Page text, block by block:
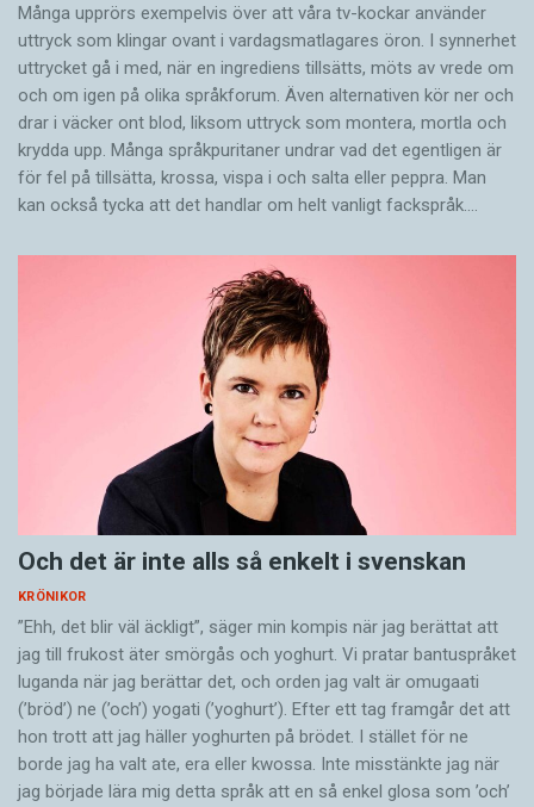
Många upprörs exempelvis över att våra tv-kockar använder
uttryck som klingar ovant i vardagsmatlagares öron. I synnerhet
uttrycket gå i med, när en ingrediens tillsätts, möts av vrede om
och om igen på olika språkforum. Även alternativen kör ner och
drar i väcker ont blod, liksom uttryck som montera, mortla och
krydda upp. Många språkpuritaner undrar vad det egentligen är
för fel på tillsätta, krossa, vispa i och salta eller peppra. Man
kan också tycka att det handlar om helt vanligt fackspråk.…
Och det är inte alls så enkelt i svenskan
KRÖNIKOR
”Ehh, det blir väl äckligt”, säger min kompis när jag berättat att
jag till frukost äter smörgås och yoghurt. Vi pratar bantuspråket
luganda när jag berättar det, och orden jag valt är omugaati
(’bröd’) ne (’och’) yogati (’yoghurt’). Efter ett tag framgår det att
hon trott att jag häller yoghurten på brödet. I stället för ne
borde jag ha valt ate, era eller kwossa. Inte misstänkte jag när
jag började lära mig detta språk att en så enkel glosa som ’och’